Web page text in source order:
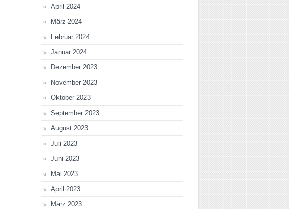
April 2024
März 2024
Februar 2024
Januar 2024
Dezember 2023
November 2023
Oktober 2023
September 2023
August 2023
Juli 2023
Juni 2023
Mai 2023
April 2023
März 2023